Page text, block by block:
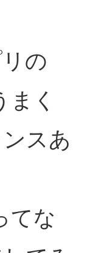
の
く
スあ
てな